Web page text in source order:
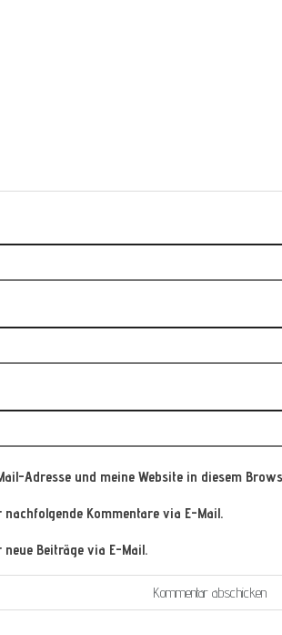
Adresse und meine Website in diesem
Kommentare via E-Mail.
Beiträge via E-Mail.